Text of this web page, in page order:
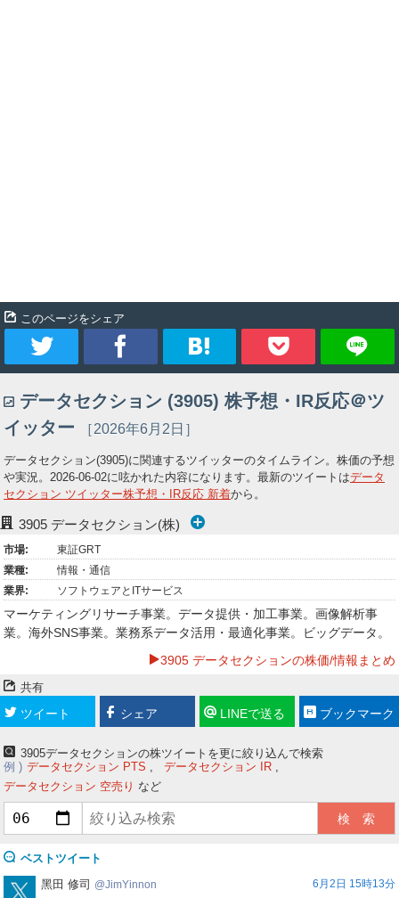
このページをシェア
イ
ー
ト
ェ
ア
ッ
ク
マ
ク
データセクション (3905) 株予想・IR反応＠ツ
イッター
［2026年6月2日］
データセクション(3905)に関連するツイッターのタイムライン。株価の予想
や実況。 2026-06-02に呟かれた内容になります。最新のツイートはデータ
セクション ツイッター株予想・IR反応 新着から。
3905 データセクション(株)
市場:
東証GRT
業種:
情報・通信
業界:
ソフトウェアとITサービス
マーケティングリサーチ事業。データ提供・加工事業。画像解析事
業。海外SNS事業。業務系データ活用・最適化事業。ビッグデータ。
3905 データセクションの株価/情報まとめ
共有
ツイート シェア LINEで送る ブックマーク
3905データセクションの株ツイートを更に絞り込んで検索
例
データセクション PTS
データセクション IR
データセクション 空売り など
ベストツイート
JimYinnon
黑田 修司 JimYinnon
6月2日 15時13分